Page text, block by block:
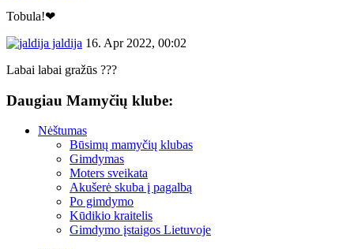
Tobula!❤
jaldija 16. Apr 2022, 00:02
Labai labai gražūs ???
Daugiau Mamyčių klube:
Nėštumas
Būsimų mamyčių klubas
Gimdymas
Moters sveikata
Akušerė skuba į pagalbą
Po gimdymo
Kūdikio kraitelis
Gimdymo įstaigos Lietuvoje